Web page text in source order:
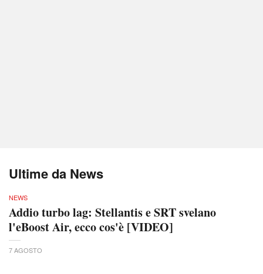
Ultime da News
NEWS
Addio turbo lag: Stellantis e SRT svelano
l'eBoost Air, ecco cos'è [VIDEO]
7 AGOSTO